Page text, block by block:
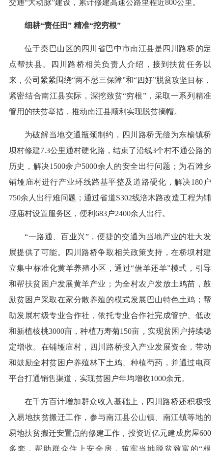
交通“大动脉”建设，累计修建高速公路里程近800公里。
细耕“责任田” 精准“挖穷根”
位于秦巴山区的四川省巴中市南江县是四川路桥的定
点帮扶县。四川路桥相关负责人介绍，接到扶贫任务以
来，公司紧紧围绕“两不愁三保障”和“四好”脱贫攻坚目标，
紧密结合南江县实际，深挖致贫“穷根”，采取一系列精准
管用的扶贫举措，推动南江县顺利实现脱贫摘帽。
为破解当地交通瓶颈制约，四川路桥无偿为东榆镇桥
坝村修建7.3公里通村硬化路，结束了沿线3个村不通公路的
历史，解决1500余户5000余人的安全出行问题；为石滩乡
铺垭庙村进行产业环线路基平整及道路硬化，解决180户
750余人出行难问题；通过省道S302线涪木路改造工程为铺
垭庙村设置服务区，便利683户2400余人出行。
“一路通、百业兴”，便捷的交通为当地产业的壮大发
展提供了可能。四川路桥争取相关政策支持，在桥坝村建
立集中标准化黄羊养殖小区，通过“借羊还羊”模式，引导
和帮扶贫困户发展黄羊产业；为全村农户发放土鸡苗，鼓
励贫困户采取在家分散养殖的模式发展巴山特色土鸡；帮
助发展村级专业合作社，依托专业合作社完成管护、低改
和新植核桃3000亩，种植万寿菊150亩，实现贫困户持续稳
定增收。在铺垭庙村，四川路桥投入产业发展资金，带动
和鼓励全村贫困户养殖林下土鸡、种植芍药，并通过电商
平台打通销售渠道，实现贫困户年均增收1000余元。
在千方百计增加群众收入基础上，四川路桥还积极投
入易地扶贫搬迁工作，参与南江县公山镇、南江镇等地的
易地扶贫搬迁安置点的修建工作，投资近亿元建成房屋600
多套，帮助群众住上安全房，筑牢当地脱贫致富的“根